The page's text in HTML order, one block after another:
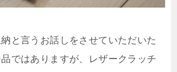
と言うお話しをさせていただいた
ではありますが、レザークラッチ